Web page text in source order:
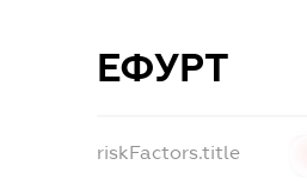
ЕФУРТ
riskFactors.title